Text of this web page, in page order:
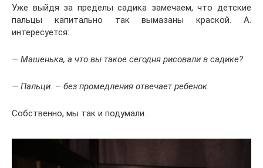
Уже выйдя за пределы садика замечаем, что детские
пальцы капитально так вымазаны краской. А.
интересуется:
— Машенька, а что вы такое сегодня рисовали в садике?
— Пальци. – без промедления отвечает ребенок.
Собственно, мы так и подумали.